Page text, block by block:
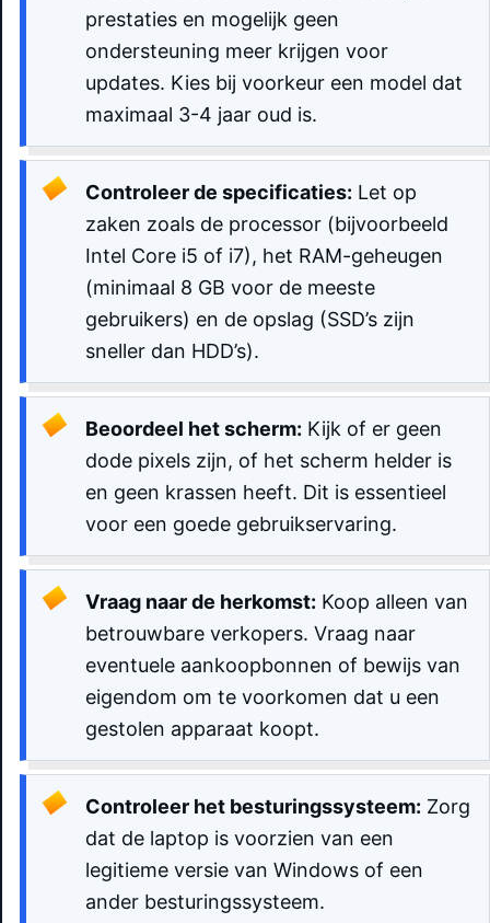
prestaties en mogelijk geen
ondersteuning meer krijgen voor
updates. Kies bij voorkeur een model dat
maximaal 3-4 jaar oud is.
Controleer de specificaties: Let op
zaken zoals de processor (bijvoorbeeld
Intel Core i5 of i7), het RAM-geheugen
(minimaal 8 GB voor de meeste
gebruikers) en de opslag (SSD’s zijn
sneller dan HDD’s).
Beoordeel het scherm: Kijk of er geen
dode pixels zijn, of het scherm helder is
en geen krassen heeft. Dit is essentieel
voor een goede gebruikservaring.
Vraag naar de herkomst: Koop alleen van
betrouwbare verkopers. Vraag naar
eventuele aankoopbonnen of bewijs van
eigendom om te voorkomen dat u een
gestolen apparaat koopt.
Controleer het besturingssysteem: Zorg
dat de laptop is voorzien van een
legitieme versie van Windows of een
ander besturingssysteem.